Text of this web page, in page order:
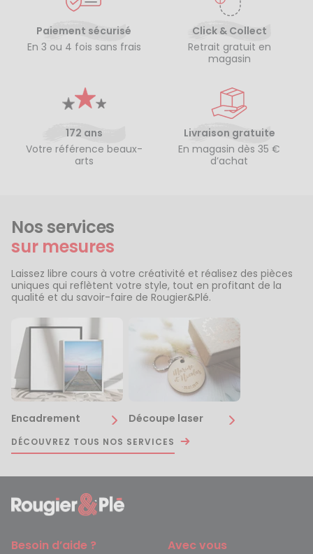
Paiement sécurisé
En 3 ou 4 fois sans frais
Click & Collect
Retrait gratuit en
magasin
172 ans
Votre référence beaux-
arts
Livraison gratuite
En magasin dès 35 €
d’achat
Nos services
sur mesures
Laissez libre cours à votre créativité et réalisez des pièces
uniques qui reflètent votre style, tout en profitant de la
qualité et du savoir-faire de Rougier&Plé.
Encadrement Découpe laser
DÉCOUVREZ TOUS NOS SERVICES
Besoin d’aide ? Avec vous